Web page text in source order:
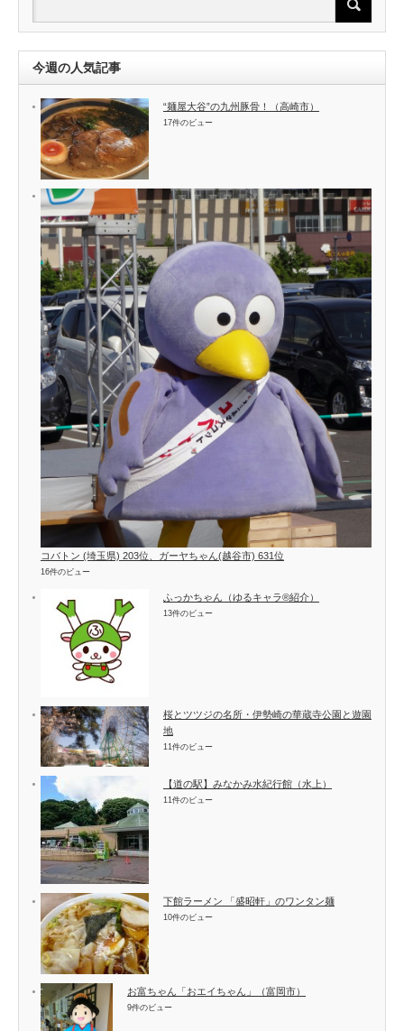
今週の人気記事
“麺屋大谷”の九州豚骨！（高崎市）
17件のビュー
コバトン (埼玉県) 203位、ガーヤちゃん(越谷市) 631位
16件のビュー
ふっかちゃん（ゆるキャラ®紹介）
13件のビュー
桜とツツジの名所・伊勢崎の華蔵寺公園と遊園
地
11件のビュー
【道の駅】みなかみ水紀行館（水上）
11件のビュー
下館ラーメン 「盛昭軒」のワンタン麺
10件のビュー
お富ちゃん「おエイちゃん」（富岡市）
9件のビュー